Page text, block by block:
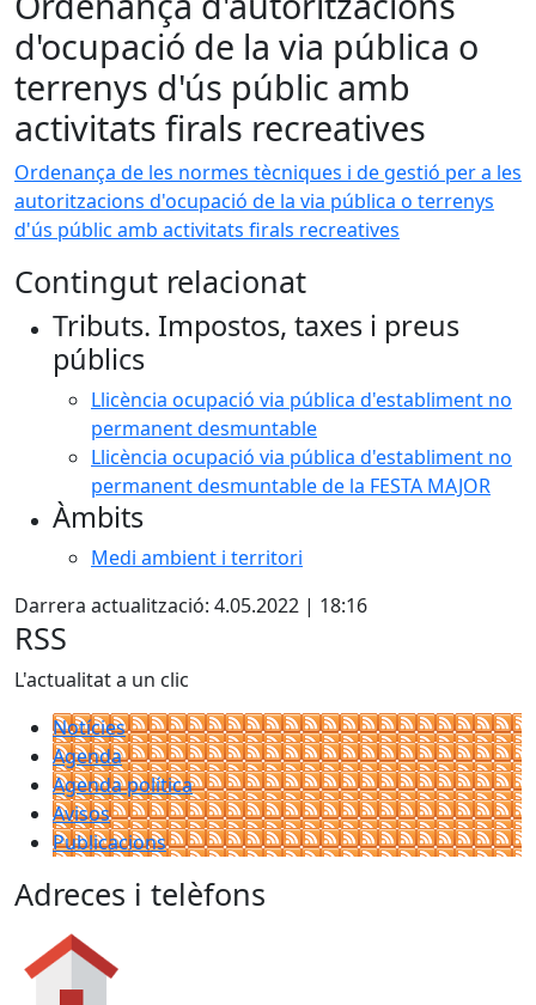
d'ocupació de la via pública o
terrenys d'ús públic amb
activitats firals recreatives
Ordenança de les normes tècniques i de gestió per a les
autoritzacions d'ocupació de la via pública o terrenys
d'ús públic amb activitats firals recreatives
Contingut relacionat
Tributs. Impostos, taxes i preus
públics
Llicència ocupació via pública d'establiment no
permanent desmuntable
Llicència ocupació via pública d'establiment no
permanent desmuntable de la FESTA MAJOR
Àmbits
Medi ambient i territori
Darrera actualització: 4.05.2022 | 18:16
RSS
L'actualitat a un clic
Notícies
Agenda
Agenda política
Avisos
Publicacions
Adreces i telèfons